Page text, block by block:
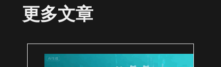
更多文章